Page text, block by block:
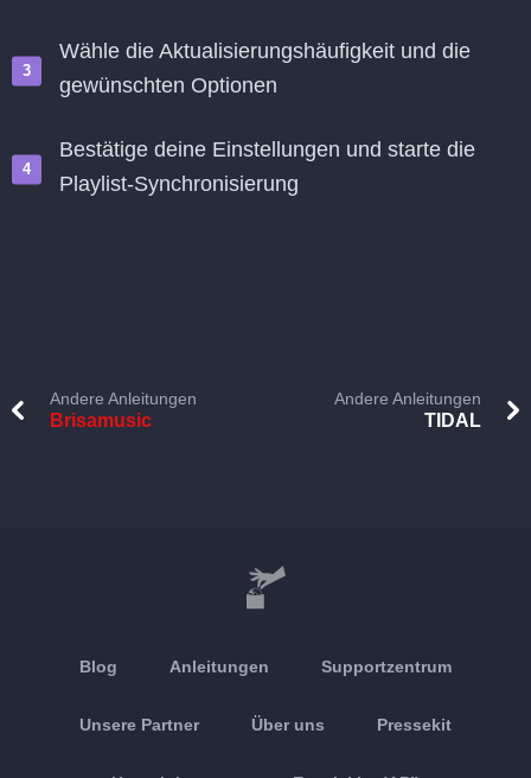
Wähle die Aktualisierungshäufigkeit und die
gewünschten Optionen
Bestätige deine Einstellungen und starte die
Playlist-Synchronisierung
Andere Anleitungen
Brisamusic
Andere Anleitungen
TIDAL
Blog Anleitungen Supportzentrum
Unsere Partner Über uns Pressekit